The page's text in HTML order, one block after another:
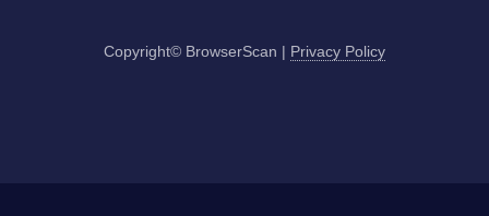
Copyright© BrowserScan | Privacy Policy